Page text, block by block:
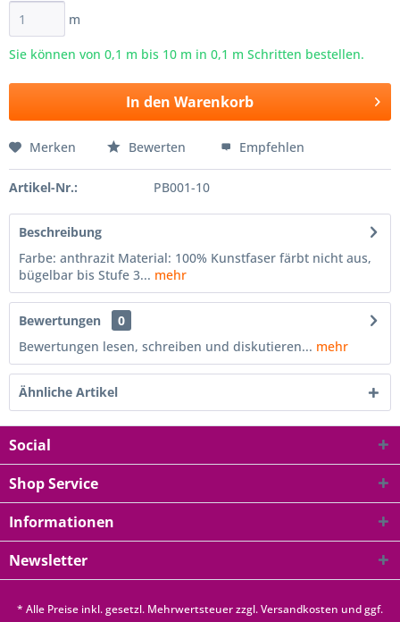
m
Sie können von 0,1 m bis 10 m in 0,1 m Schritten bestellen.
In den Warenkorb
Merken Bewerten Empfehlen
Artikel-Nr.: PB001-10
Beschreibung
Farbe: anthrazit Material: 100% Kunstfaser färbt nicht aus,
bügelbar bis Stufe 3... mehr
Bewertungen
0
Bewertungen lesen, schreiben und diskutieren... mehr
Ähnliche Artikel
Social
Shop Service
Informationen
Newsletter
* Alle Preise inkl. gesetzl. Mehrwertsteuer zzgl.Versandkosten und ggf.